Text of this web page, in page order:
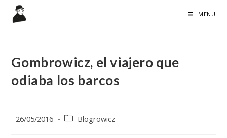
MENU
Gombrowicz, el viajero que
odiaba los barcos
Post
26/05/2016
PostBlogrowicz